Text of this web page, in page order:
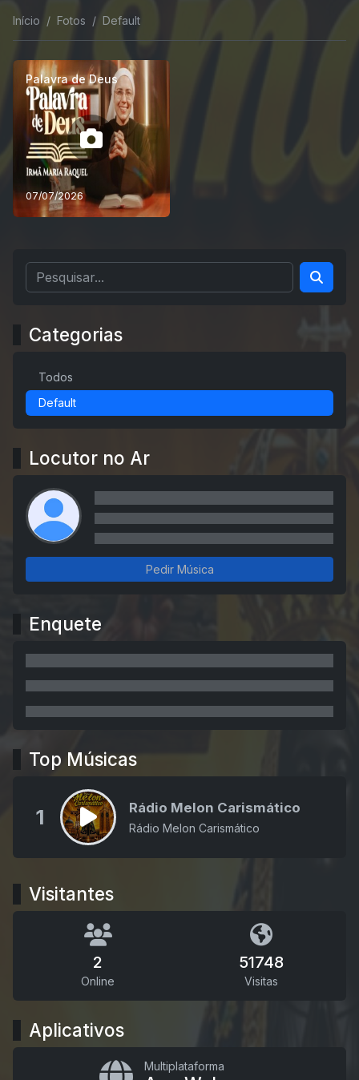
Início Fotos Default
Palavra de Deus
07/07/2026
Categorias
Todos
Default
Locutor no Ar
Pedir Música
Enquete
Top Músicas
1 Rádio Melon Carismático
Rádio Melon Carismático
Visitantes
2
Online
51748
Visitas
Aplicativos
Multiplataforma